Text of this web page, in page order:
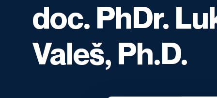
doc. PhDr.
Valeš, Ph.D.